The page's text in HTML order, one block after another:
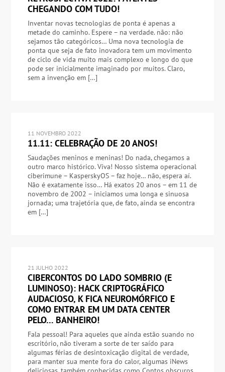
CHEGANDO COM TUDO!
Inventar novas tecnologias de ponta é apenas a
metade do caminho. Espere – na verdade. não: não
sejamos tão categóricos… Uma nova tecnologia de
ponta que seja de fato inovadora tem um movimento
de ciclo de vida muito mais complexo e longo do que
pode ser inicialmente imaginado por muitos. Claro,
sem a invenção em […]
11 NOVEMBRO 2022
11.11: CELEBRAÇÃO DE 20 ANOS!
Saudações meninos e meninas! Do nada, chegamos a
outro marco histórico. Viva! Nosso sistema operacional
ciberimune – KasperskyOS – faz hoje… não, espera aí.
Não é exatamente isso… Há exatos 20 anos – em 11 de
novembro de 2002 – iniciamos uma longa e sinuosa
jornada; uma trajetória que, de fato, ainda se encontra
em […]
21 JULHO 2022
CIBERCONTOS DO LADO SOMBRIO (E
LUMINOSO): HACK CRIPTOGRÁFICO
AUDACIOSO, K FICA NEUROMÓRFICO E
COMO ENTRAR EM UM DATA CENTER
PELO… BANHEIRO!
Fala pessoal! Para aqueles que ainda estão suando no
escritório, não tiveram a sorte de ter saído para
algumas férias de desintoxicação digital de verdade,
para manter sua mente fora do calor, algumas iNews